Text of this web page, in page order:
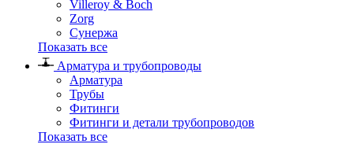
Villeroy & Boch
Zorg
Сунержа
Показать все
Арматура и трубопроводы
Арматура
Трубы
Фитинги
Фитинги и детали трубопроводов
Показать все